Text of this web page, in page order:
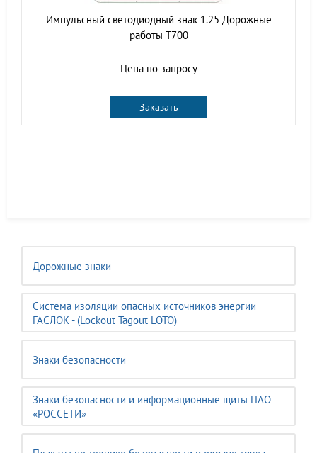
Дорожные знаки
Система изоляции опасных источников энергии
ГАСЛОК - (Lockout Tagout LOTO)
Знаки безопасности
Знаки безопасности и информационные щиты ПАО
«РОССЕТИ»
Импульсный светодиодный знак 1.25 Дорожные
работы Т700
Цена по запросу
Заказать